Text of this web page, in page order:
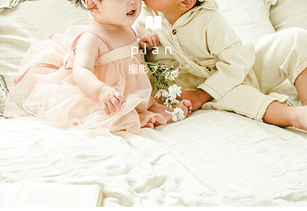
セルされる場合、
キャンセル料をいただいております。
撮影日の1週間前〜前日
11,000円(税込)
当日
36,000円(税込)
撮影日のご変更は【8日前まで】無料でホームペ
ージより可能です。
当日の体調不良などで変更される場合には、お手
数ですがお電話にてご連絡をお願いいたします。
＼ お問い合わせは公式LINEから ／
plan
撮影プラン